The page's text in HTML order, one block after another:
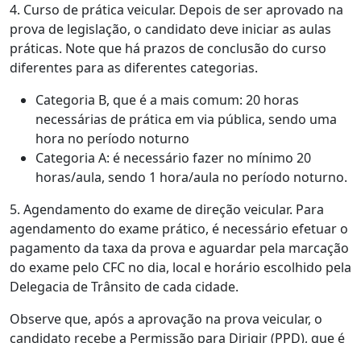
4. Curso de prática veicular. Depois de ser aprovado na
prova de legislação, o candidato deve iniciar as aulas
práticas. Note que há prazos de conclusão do curso
diferentes para as diferentes categorias.
Categoria B, que é a mais comum: 20 horas
necessárias de prática em via pública, sendo uma
hora no período noturno
Categoria A: é necessário fazer no mínimo 20
horas/aula, sendo 1 hora/aula no período noturno.
5. Agendamento do exame de direção veicular. Para
agendamento do exame prático, é necessário efetuar o
pagamento da taxa da prova e aguardar pela marcação
do exame pelo CFC no dia, local e horário escolhido pela
Delegacia de Trânsito de cada cidade.
Observe que, após a aprovação na prova veicular, o
candidato recebe a Permissão para Dirigir (PPD), que é